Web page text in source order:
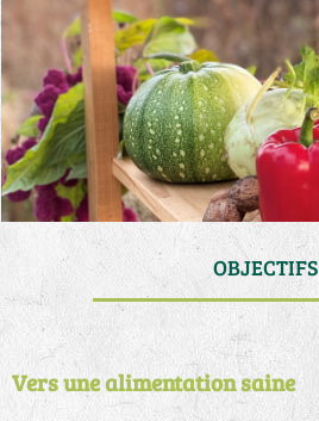
OBJECTIFS
Vers une alimentation saine